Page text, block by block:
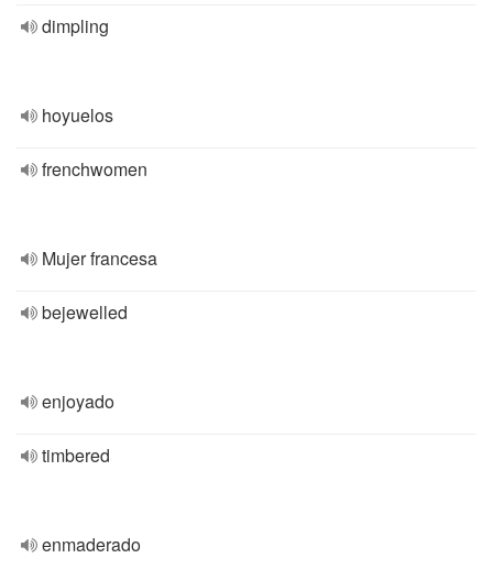
dimpling
hoyuelos
frenchwomen
Mujer francesa
bejewelled
enjoyado
timbered
enmaderado